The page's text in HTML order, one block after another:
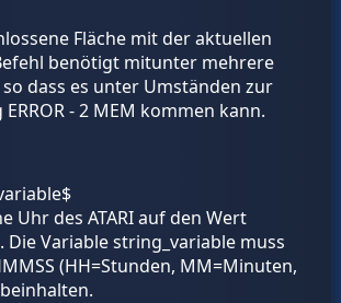
Fläche mit der aktuellen
benötigt mitunter mehrere
dass es unter Umständen zur
- 2 MEM kommen kann.
Uhr des ATARI auf den Wert
Die Variable string_variable muss
(HH=Stunden, MM=Minuten,